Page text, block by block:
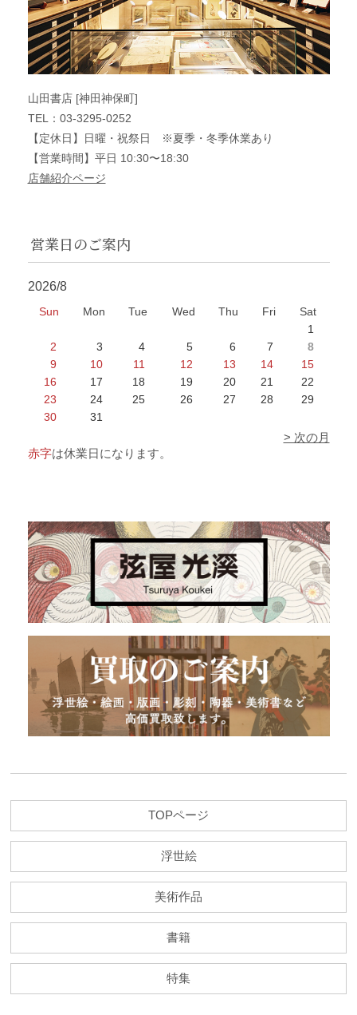
山田書店 [神田神保町]
TEL：03-3295-0252
【定休日】日曜・祝祭日 ※夏季・冬季休業あり
【営業時間】平日 10:30〜18:30
店舗紹介ページ
営業日のご案内
2026/8
Sun Mon Tue Wed Thu Fri
Sat
1
2
3 4 5 6 7
8
9
10 11 12 13 14
15
16
17 18 19 20 21
22
23
24 25 26 27 28
29
30
31
> 次の月
赤字は休業日になります。
TOPページ
浮世絵
美術作品
書籍
特集